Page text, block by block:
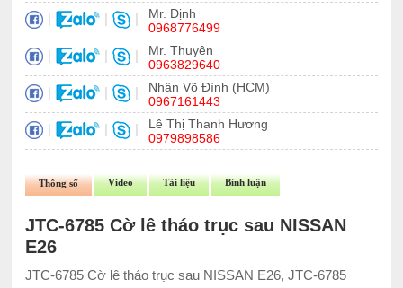
| | |
Mr. Định
0968776499
| | |
Mr. Thuyên
0963829640
| | |
Nhân Võ Đình (HCM)
0967161443
| | |
Lê Thị Thanh Hương
0979898586
Thông số Video Tài liệu Bình luận
JTC-6785 Cờ lê tháo trục sau NISSAN
E26
JTC-6785 Cờ lê tháo trục sau NISSAN E26, JTC-6785